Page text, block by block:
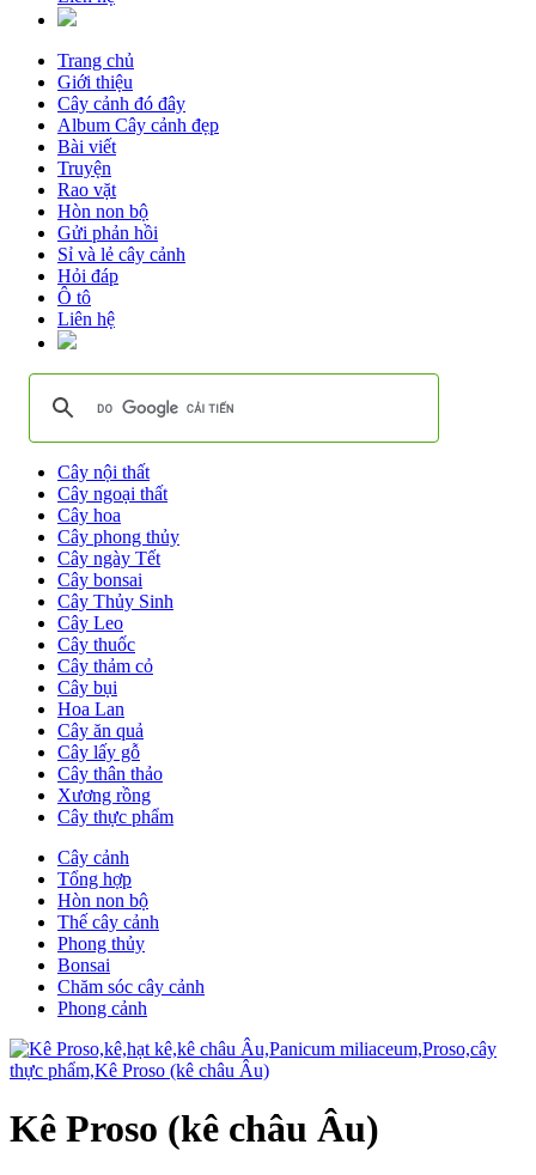
Trang chủ
Giới thiệu
Cây cảnh đó đây
Album Cây cảnh đẹp
Bài viết
Truyện
Rao vặt
Hòn non bộ
Gửi phản hồi
Sỉ và lẻ cây cảnh
Hỏi đáp
Ô tô
Liên hệ
Cây nội thất
Cây ngoại thất
Cây hoa
Cây phong thủy
Cây ngày Tết
Cây bonsai
Cây Thủy Sinh
Cây Leo
Cây thuốc
Cây thảm cỏ
Cây bụi
Hoa Lan
Cây ăn quả
Cây lấy gỗ
Cây thân thảo
Xương rồng
Cây thực phẩm
Cây cảnh
Tổng hợp
Hòn non bộ
Thế cây cảnh
Phong thủy
Bonsai
Chăm sóc cây cảnh
Phong cảnh
Kê Proso (kê châu Âu)